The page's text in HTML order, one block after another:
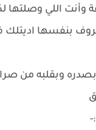
اللي وصلتها
بنفسها
وبقلبه من صراع